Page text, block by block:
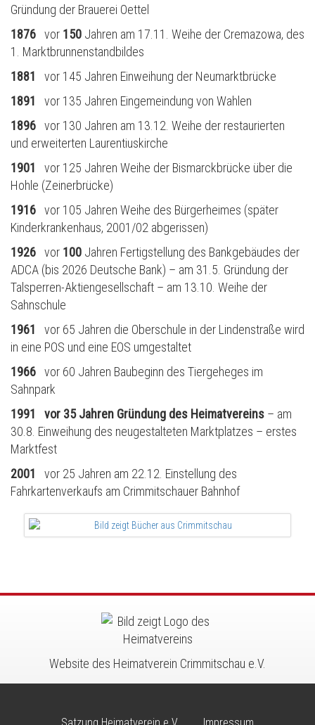
Gründung der Brauerei Oettel
1876 vor 150 Jahren am 17.11. Weihe der Cremazowa, des
1. Marktbrunnenstandbildes
1881 vor 145 Jahren Einweihung der Neumarktbrücke
1891 vor 135 Jahren Eingemeindung von Wahlen
1896 vor 130 Jahren am 13.12. Weihe der restaurierten
und erweiterten Laurentiuskirche
1901 vor 125 Jahren Weihe der Bismarckbrücke über die
Hohle (Zeinerbrücke)
1916 vor 105 Jahren Weihe des Bürgerheimes (später
Kinderkrankenhaus, 2001/02 abgerissen)
1926 vor 100 Jahren Fertigstellung des Bankgebäudes der
ADCA (bis 2026 Deutsche Bank) – am 31.5. Gründung der
Talsperren-Aktiengesellschaft – am 13.10. Weihe der
Sahnschule
1961 vor 65 Jahren die Oberschule in der Lindenstraße wird
in eine POS und eine EOS umgestaltet
1966 vor 60 Jahren Baubeginn des Tiergeheges im
Sahnpark
1991
vor 35 Jahren Gründung des Heimatvereins – am
30.8. Einweihung des neugestalteten Marktplatzes – erstes
Marktfest
2001 vor 25 Jahren am 22.12. Einstellung des
Fahrkartenverkaufs am Crimmitschauer Bahnhof
Website des Heimatverein Crimmitschau e.V.